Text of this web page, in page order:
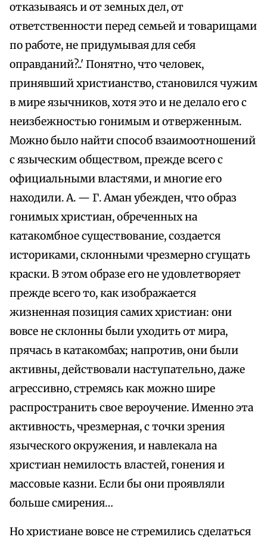
отказываясь и от земных дел, от
ответственности перед семьей и товарищами
по работе, не придумывая для себя
оправданий?..' Понятно, что человек,
принявший христианство, становился чужим
в мире язычников, хотя это и не делало его с
неизбежностью гонимым и отверженным.
Можно было найти способ взаимоотношений
с языческим обществом, прежде всего с
официальными властями, и многие его
находили. А. — Г. Аман убежден, что образ
гонимых христиан, обреченных на
катакомбное существование, создается
историками, склонными чрезмерно сгущать
краски. В этом образе его не удовлетворяет
прежде всего то, как изображается
жизненная позиция самих христиан: они
вовсе не склонны были уходить от мира,
прячась в катакомбах; напротив, они были
активны, действовали наступательно, даже
агрессивно, стремясь как можно шире
распространить свое вероучение. Именно эта
активность, чрезмерная, с точки зрения
языческого окружения, и навлекала на
христиан немилость властей, гонения и
массовые казни. Если бы они проявляли
больше смирения…
Но христиане вовсе не стремились сделаться